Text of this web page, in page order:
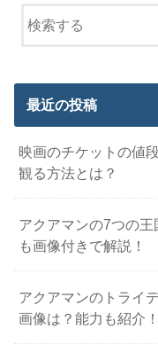
最近の投稿
映画のチケットの値
観る方法とは？
アクアマンの7つの
も画像付きで解説！
アクアマンのトライ
画像は？能力も紹介！